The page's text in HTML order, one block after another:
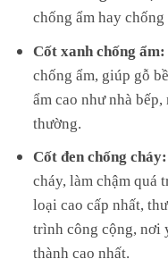
chống ẩm hay chống
Cốt xanh chống ẩm:
chống ẩm, giúp gỗ
ẩm cao như nhà
thường.
Cốt đen chống cháy:
cháy, làm chậm quá
loại cao cấp nhất,
trình công cộng, nơi
thành cao nhất.